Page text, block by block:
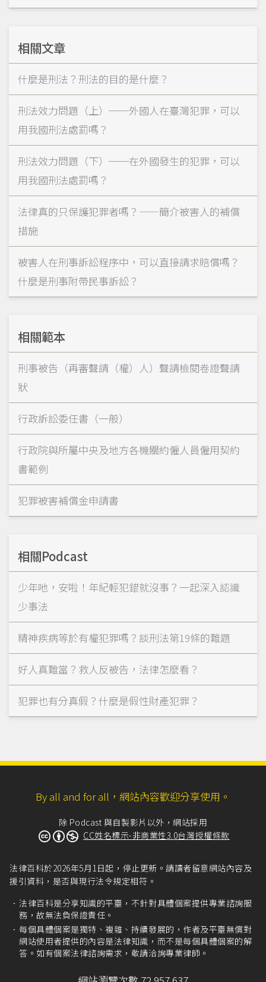
相關文章
什麼是刑法？刑法的目的是什麼？
刑法效力問題（上）──外國人在臺灣犯罪，可以
用我國刑法處罰嗎？
刑法效力問題（下）──在外國發生的犯罪，可以
用我國刑法處罰嗎？
法律真的只保護犯罪者嗎？——簡介被害人的補償
措施
被害人在刑事訴訟程序中，可以直接請求賠償嗎？
什麼是刑事附帶民事訴訟？
相關範本
刑事被告（再審聲請（權）人）聲請檢閱卷證聲請
狀
行政訴訟委任書（一般）
行政院與所屬中央及地方各機關約僱人員僱用契約
書範例
犯罪被害補償金申請書
相關Podcast
少年吔，安啦！年紀輕犯錯就沒事？一起深入認識
少事法
精神疾病等於有權犯罪嗎？談刑法第19條的難題
好人真難當？救人反被告，法律怎麼看？
犯罪也有分真假？什麼是假性財產犯罪？
By all and for all，網站內容歡迎分享使用。
除 Podcast 與自製影片以外，網站採用
CC姓名標示-非商業性3.0台灣授權條款
法律百科於2026年5月1日起，停止更新。請讀者留意網站內容及
援引資料，是否與現行法令規定相符。
法律百科是分享知識的平臺，不針對具體個案提供專業諮詢服
務，故無法負保證責任。
每個具體個案是獨特、複雜、持續發展的，作者及平臺無償對
網站使用者提供的內容是法律知識，而不是每個具體個案的解
答。如有個案法律諮詢需求，敬請洽詢專業律師。